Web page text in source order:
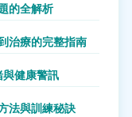
的全解析
治療的完整指南
健康警訊
法與訓練秘訣